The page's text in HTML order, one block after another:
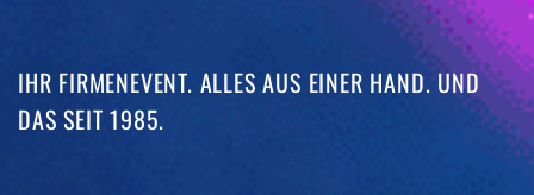
IHR FIRMENEVENT. ALLES AUS EINER HAND. UND
DAS SEIT 1985. ​